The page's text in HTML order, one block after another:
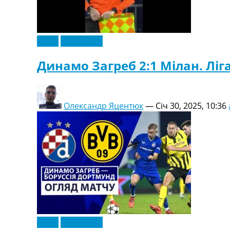
Динамо Загреб 2:1 Мілан.
Олександр Яцентюк— Січ 30, 2025, 10:36